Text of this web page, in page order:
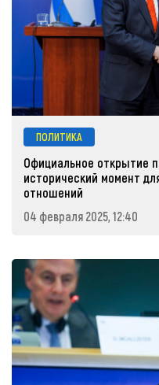
ПОЛИТИКА
Официальное открытие
исторический момент
отношений
04 февраля 2025, 12:40